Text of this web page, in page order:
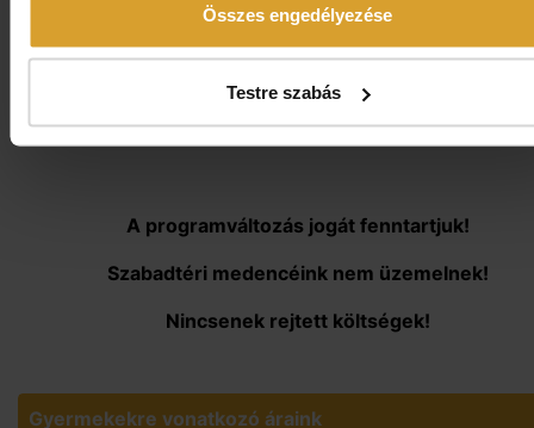
Összes engedélyezése
Testre szabás
elutazás napján díjmentes wellness-használat a
ingyenes parkolás
A programváltozás jogát fenntartjuk!
Szabadtéri medencéink nem üzemelnek!
Nincsenek rejtett költségek!
Gyermekekre vonatkozó áraink